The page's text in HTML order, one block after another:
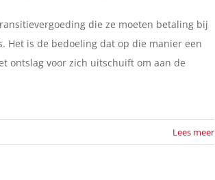
die ze moeten betaling bij
Het is de bedoeling dat op die manier een
ontslag voor zich uitschuift om aan de
Lees meer